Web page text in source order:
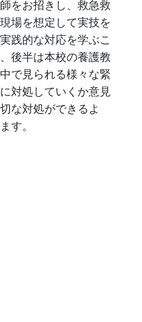
をお招きし、救急救
場を想定して実技を
践的な対応を学ぶこ
後半は本校の養護教
で見られる様々な緊
対処していくか意見
な対処ができるよ
す。